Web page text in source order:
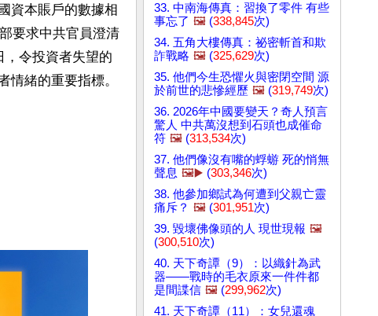
資本賬戶的數據相
要求中共官員澄清
，令投資者失望的
情緒的重要指標。
33. 中南海傳真：習換了零件 有些
事忘了 🖼️ (338,845次)
34. 五角大樓傳真：祕密斬首和欺
詐戰略 🖼️ (325,629次)
35. 他們今生恐懼火與密閉空間 源
於前世的悲慘經歷 🖼️ (319,749次)
36. 2026年中國要變天？奇人預言
驚人 中共萬沒想到石頭也成催命
符 🖼️ (313,534次)
37. 他們像沒有嘴的蜉蝣 死的悄無
聲息 🖼️▶️ (303,346次)
38. 他參加鄉試為何遭到父親亡靈
痛斥？ 🖼️ (301,951次)
39. 毀壞佛像頭的人 現世現報 🖼️
(300,510次)
40. 天下奇譚（9）：以織針為武
器——戰時的毛衣原來一件件都
是間諜信 🖼️ (299,962次)
41. 天下奇譚（11）：女兒還魂